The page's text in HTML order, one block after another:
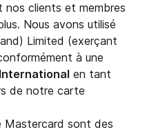
clients et membres
Nous avons utilisé
Limited (exerçant
à une
en tant
de notre carte
Mastercard sont des